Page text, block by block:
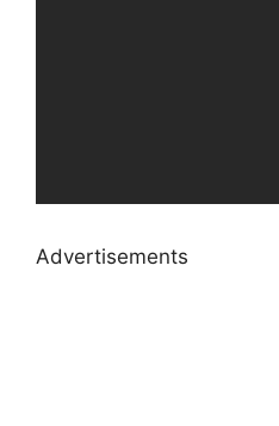
Advertisements